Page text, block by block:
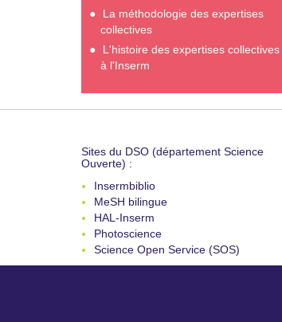
La méthodologie des expertises
collectives
L'histoire des expertises collectives
à l'Inserm
Sites du DSO (département Science
Ouverte) :
Insermbiblio
MeSH bilingue
HAL-Inserm
Photoscience
Science Open Service (SOS)